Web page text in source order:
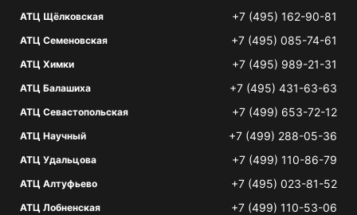
АТЦ Щёлковская +7 (495) 162-90-81
АТЦ Семеновская +7 (495) 085-74-61
АТЦ Химки +7 (495) 989-21-31
АТЦ Балашиха +7 (495) 431-63-63
АТЦ Севастопольская +7 (499) 653-72-12
АТЦ Научный +7 (499) 288-05-36
АТЦ Удальцова +7 (499) 110-86-79
АТЦ Алтуфьево +7 (495) 023-81-52
АТЦ Лобненская +7 (499) 110-53-06